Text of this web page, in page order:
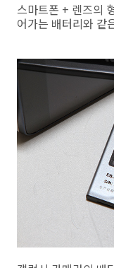
스마트폰 + 렌즈의
어가는 배터리와 같